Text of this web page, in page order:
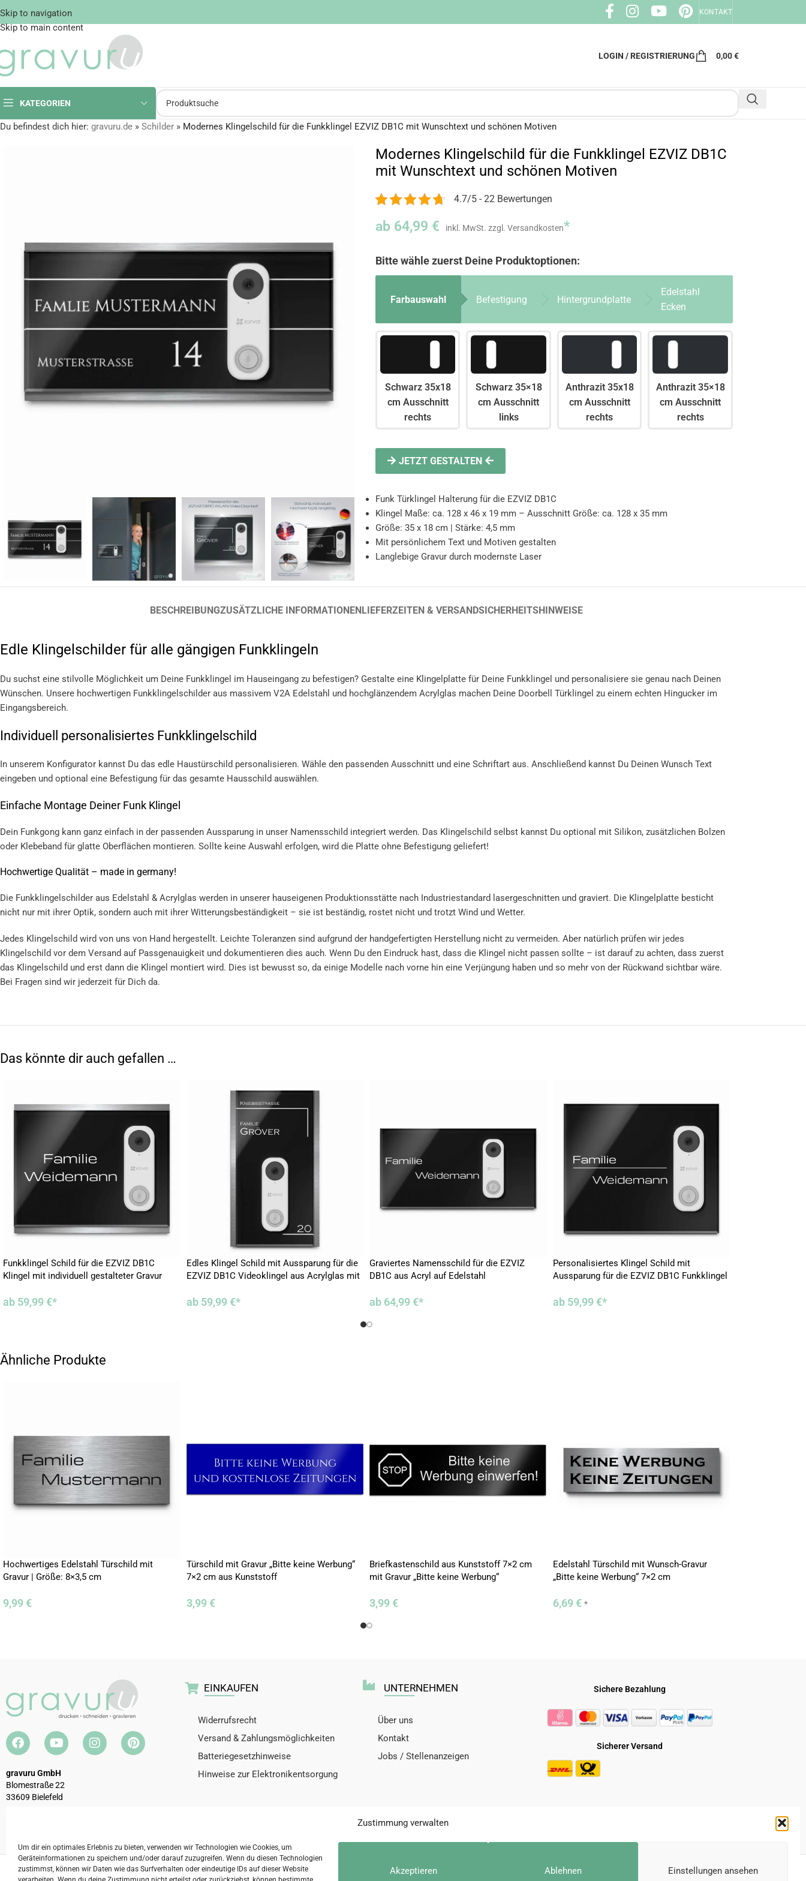
Zustimmung verwalten
Um dir ein optimales Erlebnis zu bieten, verwenden wir Technologien wie Cookies, um
Geräteinformationen zu speichern und/oder darauf zuzugreifen. Wenn du diesen Technologien
zustimmst, können wir Daten wie das Surfverhalten oder eindeutige IDs auf dieser Website
Akzeptieren Ablehnen Einstellungen ansehen
Skip to navigation
Skip to main content
KONTAKT
LOGIN / REGISTRIERUNG 0,00€
KATEGORIEN
Du befindest dich hier: gravuru.de » Schilder » Modernes Klingelschild für die Funkklingel EZVIZ DB1C mit Wunschtext und schönen Motiven
Modernes Klingelschild für die Funkklingel EZVIZ DB1C
mit Wunschtext und schönen Motiven
4.7/5 - 22 Bewertungen
ab 64,99 € *
Farbauswahl Befestigung Hintergrundplatte
Edelstahl
Ecken
Schwarz 35x18
cm Ausschnitt
rechts
Schwarz 35×18
cm Ausschnitt
links
Anthrazit 35x18
cm Ausschnitt
rechts
Anthrazit 35×18
cm Ausschnitt
rechts
JETZT GESTALTEN
Funk Türklingel Halterung für die EZVIZ DB1C
Klingel Maße: ca. 128 x 46 x 19 mm – Ausschnitt Größe: ca. 128 x 35 mm
Größe: 35 x 18 cm | Stärke: 4,5 mm
Mit persönlichem Text und Motiven gestalten
Langlebige Gravur durch modernste Laser
BESCHREIBUNGZUSÄTZLICHE INFORMATIONENLIEFERZEITEN & VERSANDSICHERHEITSHINWEISE
Edle Klingelschilder für alle gängigen Funkklingeln
Du suchst eine stilvolle Möglichkeit um Deine Funkklingel im Hauseingang zu befestigen? Gestalte eine Klingelplatte für Deine Funkklingel und personalisiere sie genau nach Deinen
Wünschen. Unsere hochwertigen Funkklingelschilder aus massivem V2A Edelstahl und hochglänzendem Acrylglas machen Deine Doorbell Türklingel zu einem echten Hingucker im
Eingangsbereich.
Individuell personalisiertes Funkklingelschild
In unserem Konfigurator kannst Du das edle Haustürschild personalisieren. Wähle den passenden Ausschnitt und eine Schriftart aus. Anschließend kannst Du Deinen Wunsch Text
eingeben und optional eine Befestigung für das gesamte Hausschild auswählen.
Einfache Montage Deiner Funk Klingel
Dein Funkgong kann ganz einfach in der passenden Aussparung in unser Namensschild integriert werden. Das Klingelschild selbst kannst Du optional mit Silikon, zusätzlichen Bolzen
oder Klebeband für glatte Oberflächen montieren. Sollte keine Auswahl erfolgen, wird die Platte ohne Befestigung geliefert!
Hochwertige Qualität – made in germany!
Die Funkklingelschilder aus Edelstahl & Acrylglas werden in unserer hauseigenen Produktionsstätte nach Industriestandard lasergeschnitten und graviert. Die Klingelplatte besticht
nicht nur mit ihrer Optik, sondern auch mit ihrer Witterungsbeständigkeit – sie ist beständig, rostet nicht und trotzt Wind und Wetter.
Jedes Klingelschild wird von uns von Hand hergestellt. Leichte Toleranzen sind aufgrund der handgefertigten Herstellung nicht zu vermeiden. Aber natürlich prüfen wir jedes
Klingelschild vor dem Versand auf Passgenauigkeit und dokumentieren dies auch. Wenn Du den Eindruck hast, dass die Klingel nicht passen sollte – ist darauf zu achten, dass zuerst
das Klingelschild und erst dann die Klingel montiert wird. Dies ist bewusst so, da einige Modelle nach vorne hin eine Verjüngung haben und so mehr von der Rückwand sichtbar wäre.
Bei Fragen sind wir jederzeit für Dich da.
Das könnte dir auch gefallen …
Funkklingel Schild für die EZVIZ DB1C
Klingel mit individuell gestalteter Gravur
ab 59,99 €*
Edles Klingel Schild mit Aussparung für die
EZVIZ DB1C Videoklingel aus Acrylglas mit
ab 59,99 €*
Graviertes Namensschild für die EZVIZ
DB1C aus Acryl auf Edelstahl
ab 64,99 €*
Personalisiertes Klingel Schild mit
Aussparung für die EZVIZ DB1C Funkklingel
ab 59,99 €*
Ähnliche Produkte
Hochwertiges Edelstahl Türschild mit
Gravur | Größe: 8×3,5 cm
9,99 €
Türschild mit Gravur „Bitte keine Werbung“
7×2 cm aus Kunststoff
3,99 €
Briefkastenschild aus Kunststoff 7×2 cm
mit Gravur „Bitte keine Werbung“
3,99 €
Edelstahl Türschild mit Wunsch-Gravur
„Bitte keine Werbung“ 7×2 cm
6,69 € *
gravuru GmbH
Blomestraße 22
33609 Bielefeld
EINKAUFEN
Widerrufsrecht
Versand & Zahlungsmöglichkeiten
Batteriegesetzhinweise
Hinweise zur Elektronikentsorgung
UNTERNEHMEN
Über uns
Kontakt
Jobs / Stellenanzeigen
Sichere Bezahlung
Sicherer Versand
2026 © gravuru GmbH ImpressumAGBDatenschutzerklärung
* Alle Preise inkl. der gesetzl. MwSt.
Die durchgestrichenen Preise entsprechen dem bisherigen Preis bei Gravuru.